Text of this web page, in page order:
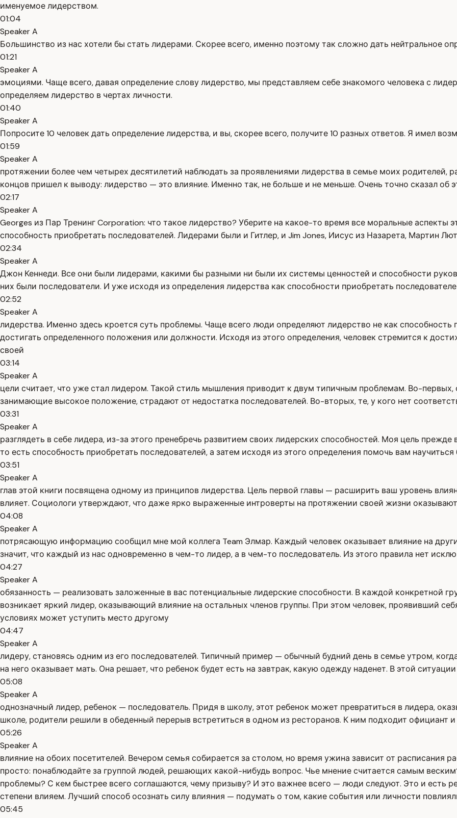
именуемое лидерством.
01:04
Speaker A
Большинство из нас хотели бы стать лидерами. Скорее всего, именно поэтому так сложно дать нейтральное
01:21
Speaker A
эмоциями. Чаще всего, давая определение слову лидерство, мы представляем себе знакомого человека с
определяем лидерство в чертах личности.
01:40
Speaker A
Попросите 10 человек дать определение лидерства, и вы, скорее всего, получите 10 разных ответов. Я имел
01:59
Speaker A
протяжении более чем четырех десятилетий наблюдать за проявлениями лидерства в семье моих родителей,
концов пришел к выводу: лидерство — это влияние. Именно так, не больше и не меньше. Очень точно сказал об
02:17
Speaker A
Georges из Пар Тренинг Corporation: что такое лидерство? Уберите на какое-то время все моральные аспекты
способность приобретать последователей. Лидерами были и Гитлер, и Jim Jones, Иисус из Назарета, Мартин
02:34
Speaker A
Джон Кеннеди. Все они были лидерами, какими бы разными ни были их системы ценностей и способности
них были последователи. И уже исходя из определения лидерства как способности приобретать
02:52
Speaker A
лидерства. Именно здесь кроется суть проблемы. Чаще всего люди определяют лидерство не как способность
достигать определенного положения или должности. Исходя из этого определения, человек стремится к
своей
03:14
Speaker A
цели считает, что уже стал лидером. Такой стиль мышления приводит к двум типичным проблемам. Во-
занимающие высокое положение, страдают от недостатка последователей. Во-вторых, те, у кого нет
03:31
Speaker A
разглядеть в себе лидера, из-за этого пренебречь развитием своих лидерских способностей. Моя цель
то есть способность приобретать последователей, а затем исходя из этого определения помочь вам
03:51
Speaker A
глав этой книги посвящена одному из принципов лидерства. Цель первой главы — расширить ваш уровень
влияет. Социологи утверждают, что даже ярко выраженные интроверты на протяжении своей жизни
04:08
Speaker A
потрясающую информацию сообщил мне мой коллега Team Элмар. Каждый человек оказывает влияние на
значит, что каждый из нас одновременно в чем-то лидер, а в чем-то последователь. Из этого правила нет
04:27
Speaker A
обязанность — реализовать заложенные в вас потенциальные лидерские способности. В каждой конкретной
возникает яркий лидер, оказывающий влияние на остальных членов группы. При этом человек, проявивший
условиях может уступить место другому
04:47
Speaker A
лидеру, становясь одним из его последователей. Типичный пример — обычный будний день в семье утром,
на него оказывает мать. Она решает, что ребенок будет есть на завтрак, какую одежду наденет. В этой
05:08
Speaker A
однозначный лидер, ребенок — последователь. Придя в школу, этот ребенок может превратиться в лидера,
школе, родители решили в обеденный перерыв встретиться в одном из ресторанов. К ним подходит официант
05:26
Speaker A
влияние на обоих посетителей. Вечером семья собирается за столом, но время ужина зависит от расписания
просто: понаблюдайте за группой людей, решающих какой-нибудь вопрос. Чье мнение считается самым
проблемы? С кем быстрее всего соглашаются, чему призыву? И это важнее всего — люди следуют. Это и есть
степени влияем. Лучший способ осознать силу влияния — подумать о том, какие события или личности
05:45